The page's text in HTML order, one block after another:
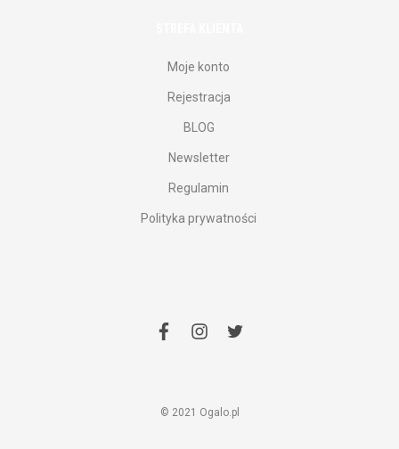
Moje konto
Rejestracja
BLOG
Newsletter
Regulamin
Polityka prywatności
facebook
instagram
twitter
© 2021 Ogalo.pl